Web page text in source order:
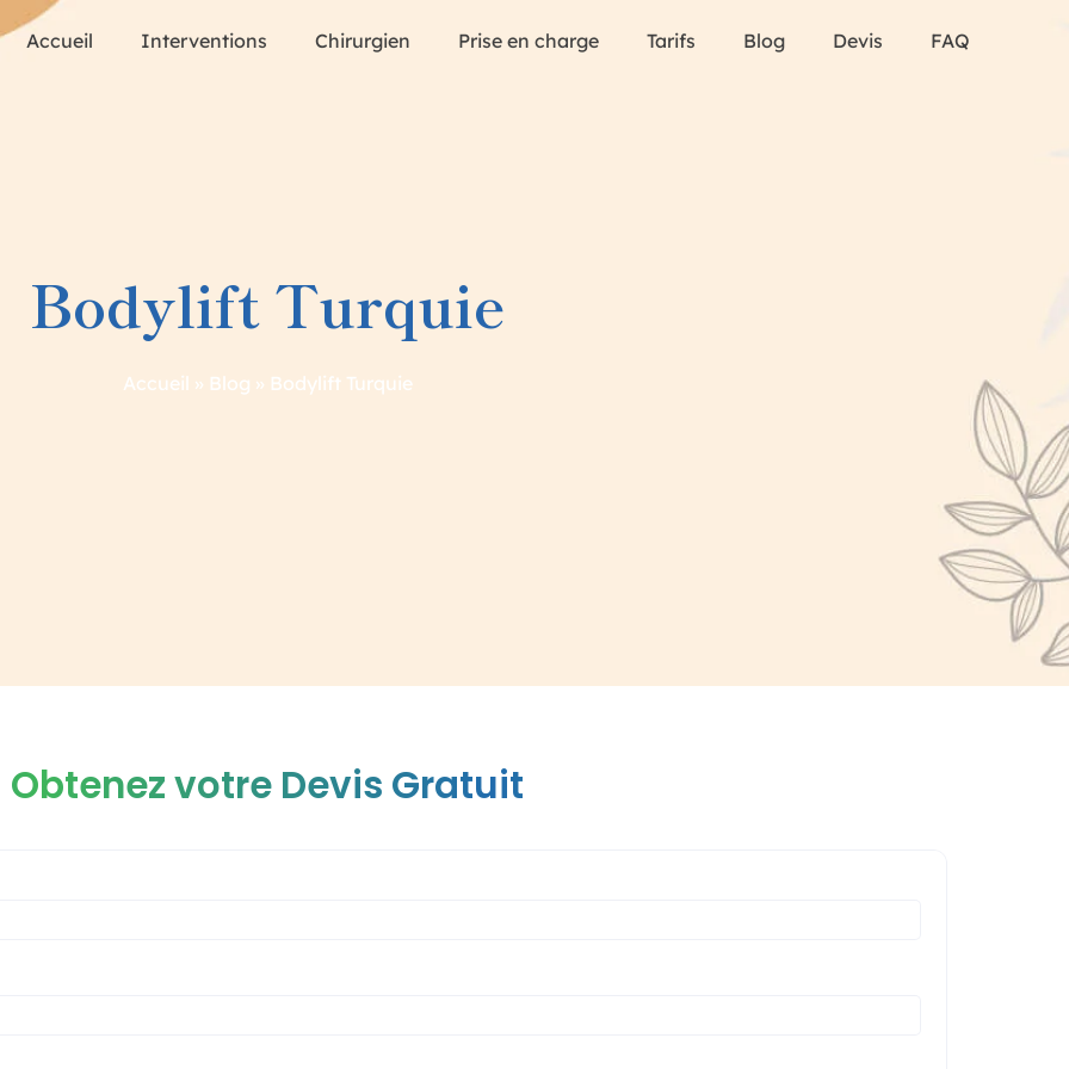
Accueil Interventions Chirurgien Prise en charge Tarifs Blog Devis FAQ
Bodylift Turquie
Accueil » Blog » Bodylift Turquie
Obtenez votre Devis Gratuit